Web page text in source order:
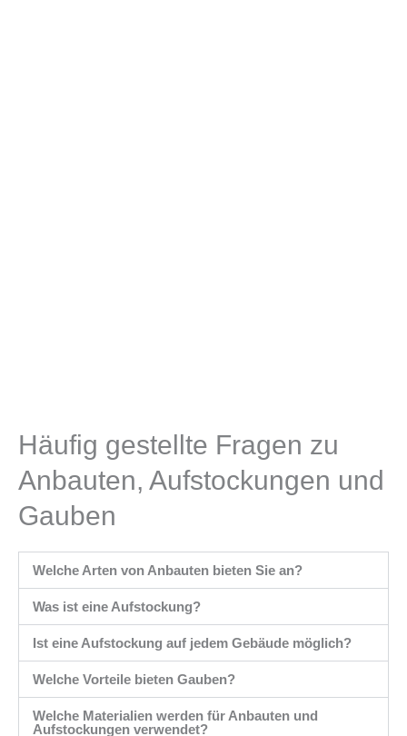
Häufig gestellte Fragen zu
Anbauten, Aufstockungen und
Gauben
Welche Arten von Anbauten bieten Sie an?
Was ist eine Aufstockung?
Ist eine Aufstockung auf jedem Gebäude möglich?
Welche Vorteile bieten Gauben?
Welche Materialien werden für Anbauten und
Aufstockungen verwendet?